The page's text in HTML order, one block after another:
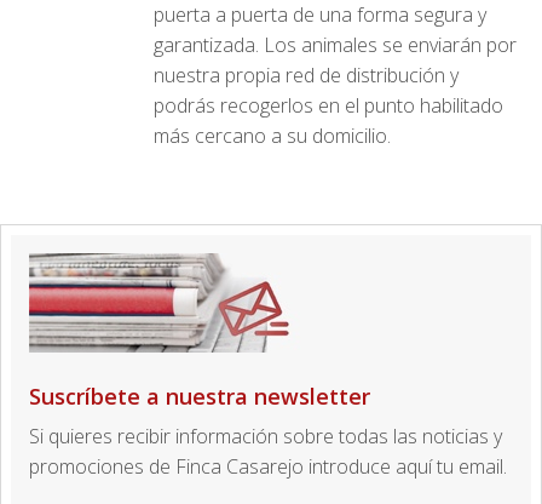
puerta a puerta de una forma segura y
garantizada. Los animales se enviarán por
nuestra propia red de distribución y
podrás recogerlos en el punto habilitado
más cercano a su domicilio.
Suscríbete a nuestra newsletter
Si quieres recibir información sobre todas las noticias y
promociones de Finca Casarejo introduce aquí tu email.